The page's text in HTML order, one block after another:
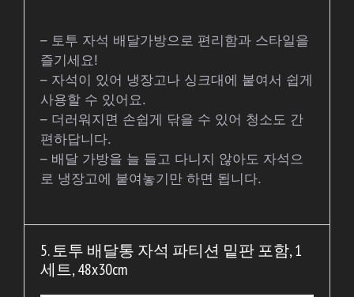
– 토투 자석 배달가방으로 편리함과 스타일을
즐기세요!
– 자석이 있어 냉장고나 싱크대에 붙여서 쉽게
사용할 수 있어요.
– 더러워지면 손쉽게 닦을 수 있어 청소도 간
편하답니다.
– 배달 가방을 늘 들고 다니지 않아도 자석으
로 냉장고에 붙여놓기만 하면 됩니다.
5. 토투 배달통 자석 파티션 밑판 포함, 1
세트, 48x30cm